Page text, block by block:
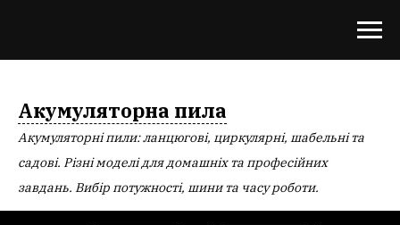
Акумуляторна пила
Акумуляторні пили: ланцюгові, циркулярні, шабельні та
садові. Різні моделі для домашніх та професійних
завдань. Вибір потужності, шини та часу роботи.